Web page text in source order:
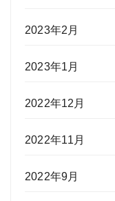
2023年2月
2023年1月
2022年12月
2022年11月
2022年9月